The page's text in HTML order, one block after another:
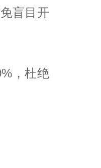
盲目开
，杜绝